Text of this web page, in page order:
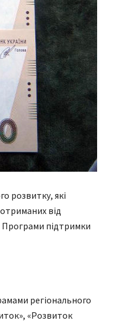
розвитку, які
від
Програми підтримки
регіонального
«Розвиток